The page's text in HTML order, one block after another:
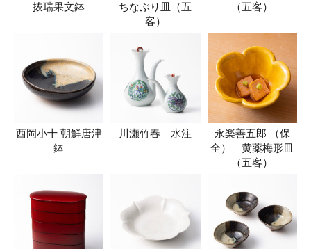
抜瑞果文鉢
ちなぶり皿（五
客）
（五客）
西岡小十 朝鮮唐津
鉢
川瀬竹春 水注
永楽善五郎 （保
全） 黄薬梅形皿
（五客）